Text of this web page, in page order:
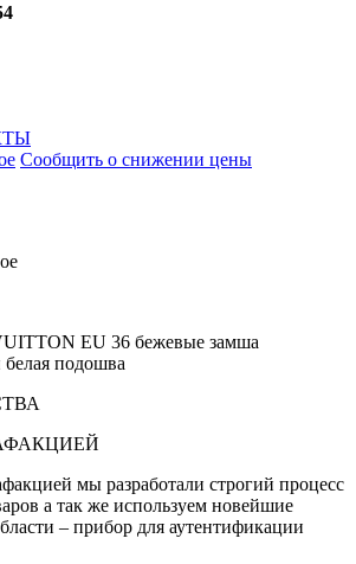
Сообщить о снижении цены
EU 36 бежевые замша
белая подошва
мы разработали строгий процесс
а так же используем новейшие
– прибор для аутентификации